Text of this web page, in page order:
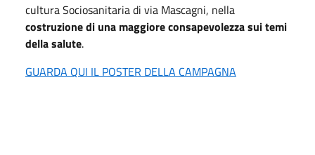
cultura Sociosanitaria di via Mascagni, nella
costruzione di una maggiore consapevolezza sui temi
della salute.
GUARDA QUI IL POSTER DELLA CAMPAGNA